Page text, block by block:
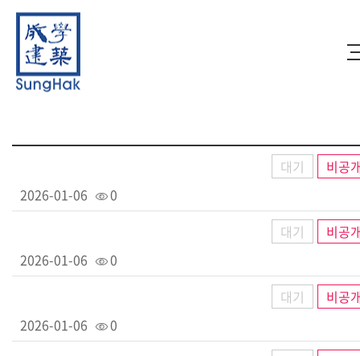
대기
비공
2026-01-06
0
대기
비공
2026-01-06
0
대기
비공
2026-01-06
0